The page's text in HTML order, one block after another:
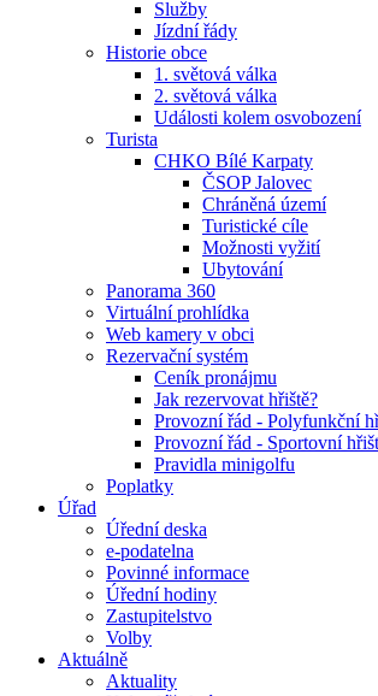
Služby
Jízdní řády
Historie obce
1. světová válka
2. světová válka
Události kolem osvobození
Turista
CHKO Bílé Karpaty
ČSOP Jalovec
Chráněná území
Turistické cíle
Možnosti vyžití
Ubytování
Panorama 360
Virtuální prohlídka
Web kamery v obci
Rezervační systém
Ceník pronájmu
Jak rezervovat hřiště?
Provozní řád - Polyfunkční
Provozní řád - Sportovní
Pravidla minigolfu
Poplatky
Úřad
Úřední deska
e-podatelna
Povinné informace
Úřední hodiny
Zastupitelstvo
Volby
Aktuálně
Aktuality